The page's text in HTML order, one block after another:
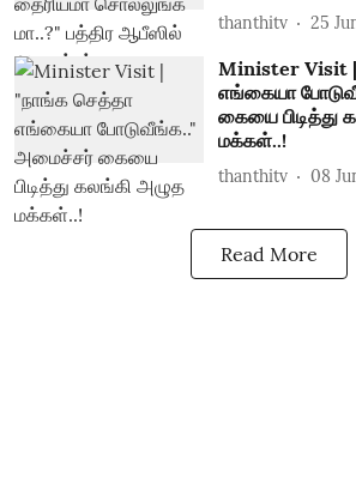
thanthitv 25
Minister Visit
எங்கையா
கையை பிடித்து
மக்கள்..!
thanthitv 08
Read More